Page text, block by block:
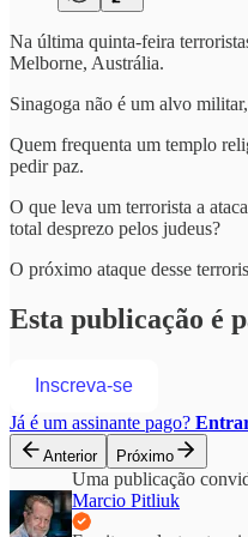
Na última quinta-feira
Melborne, Austrália.
Sinagoga não é um alvo
Quem frequenta um templo
pedir paz.
O que leva um terrorista a
total desprezo pelos judeus?
O próximo ataque desse
Esta publicação é
Inscreva-se
Já é um assinante pago?
Anterior Próximo
Uma publicação
Marcio Pitliuk